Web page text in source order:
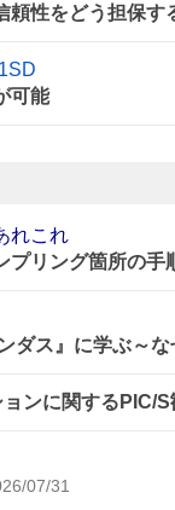
頼性をどう担保す
可能
れこれ
プリング箇所の手
ダス』に学ぶ～
ンに関するPIC/
07/31